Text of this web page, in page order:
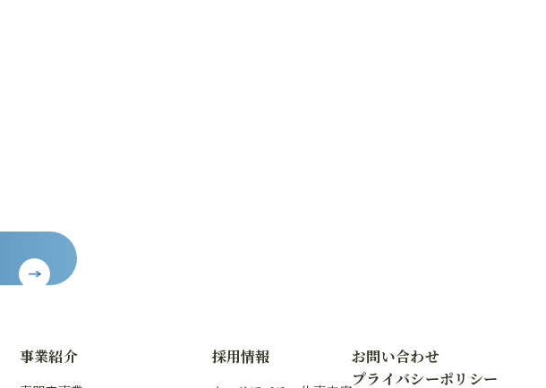
事業紹介 採用情報
お問い合わせ
プライバシーポリシー